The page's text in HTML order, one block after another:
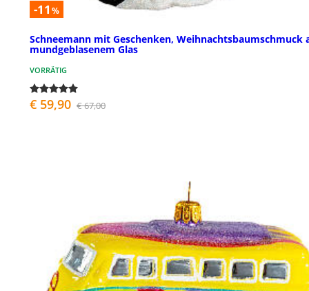
-11 %
Schneemann mit Geschenken, Weihnachtsbaumschmuck
mundgeblasenem Glas
VORRÄTIG
€ 59,90 € 67,00